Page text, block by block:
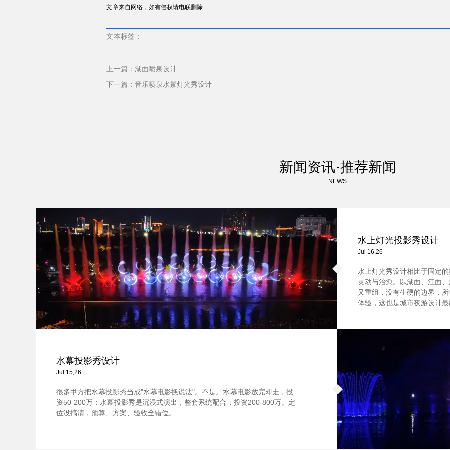
文章来自网络，如有侵权请电联删除
文本标签：
上一篇： 湖面喷泉设计
下一篇： 音乐喷泉水景灯光秀设计
新闻资讯·推荐新闻
NEWS
水上灯光投影秀设计
Jul 16,26
水上灯光秀设计相比于固定
灵动与治愈。以湖面、江面
又重组，没有生硬的边界，
体验，这也是城市夜游设计
水幕投影秀设计
Jul 15,26
很多甲方把水幕投影秀当成"水幕电影换说法"。不是。水幕电影放完即走，投
资50-200万；水幕投影秀是沉浸式演出，整套系统配合，投资200-800万。定
位没搞清，预算、方案、验收全错位。